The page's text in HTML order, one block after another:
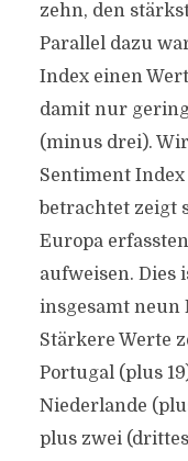
zehn, den
Parallel dazu
Index einen
damit nur
(minus drei).
Sentiment Index
betrachtet zeigt
Europa
aufweisen. Dies
insgesamt neun
Stärkere Werte
Portugal (plus
Niederlande
plus zwei